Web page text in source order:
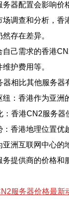
器配置会影响价
场调查和分析，香
存在差异。
自己需求的香港
护费用等。
相比其他服务器
纽：香港作为亚洲
：香港CN2服务器
：香港地理位置优
亚洲互联网中心
务提供商的价格
服务器价格最新